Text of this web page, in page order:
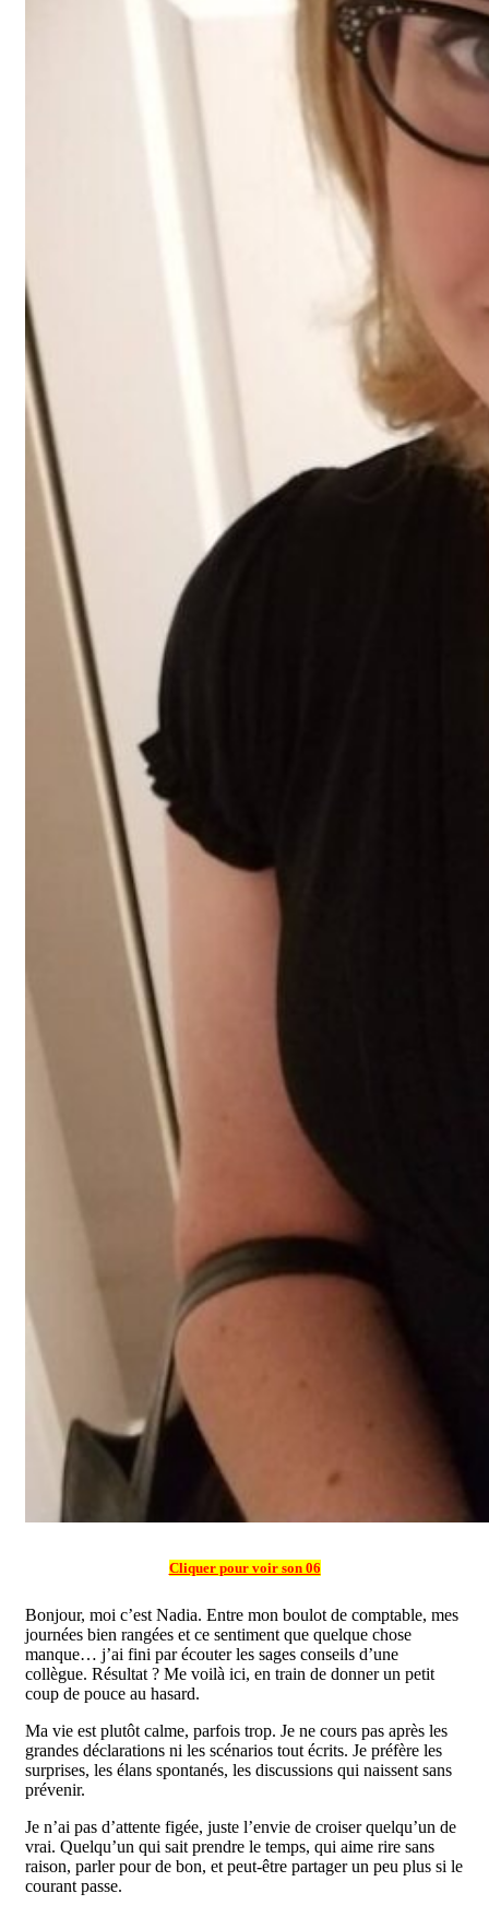
Cliquer pour voir son 06
Bonjour, moi c’est Nadia. Entre mon boulot de comptable, mes
journées bien rangées et ce sentiment que quelque chose
manque… j’ai fini par écouter les sages conseils d’une
collègue. Résultat ? Me voilà ici, en train de donner un petit
coup de pouce au hasard.
Ma vie est plutôt calme, parfois trop. Je ne cours pas après les
grandes déclarations ni les scénarios tout écrits. Je préfère les
surprises, les élans spontanés, les discussions qui naissent sans
prévenir.
Je n’ai pas d’attente figée, juste l’envie de croiser quelqu’un de
vrai. Quelqu’un qui sait prendre le temps, qui aime rire sans
raison, parler pour de bon, et peut-être partager un peu plus si le
courant passe.